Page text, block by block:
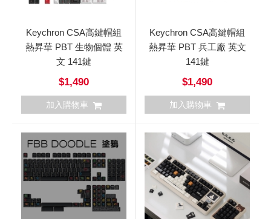
Keychron CSA高鍵帽組
熱昇華 PBT 生物個體 英
文 141鍵
$1,490
加入購物車
Keychron CSA高鍵帽組
熱昇華 PBT 兵工廠 英文
141鍵
$1,490
加入購物車